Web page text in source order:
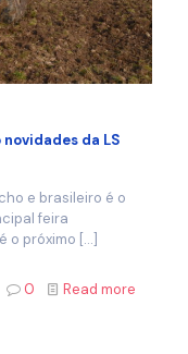
da LS
e brasileiro é o
feira
o próximo […]
0 Read more